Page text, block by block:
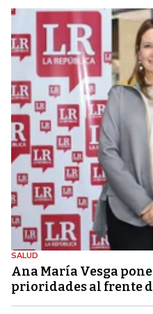
SALUD
Ana María Vesga pone
prioridades al frente